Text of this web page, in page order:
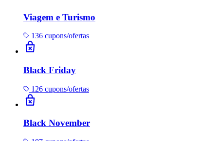
Viagem e Turismo
136 cupons/ofertas
Black Friday
126 cupons/ofertas
Black November